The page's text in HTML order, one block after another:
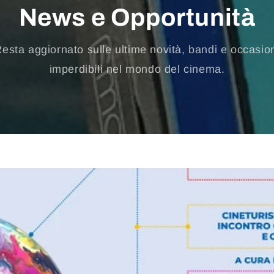
News e Opportunità
aggiornato sulle ultime novità, bandi e
imperdibili nel mondo del cinema.